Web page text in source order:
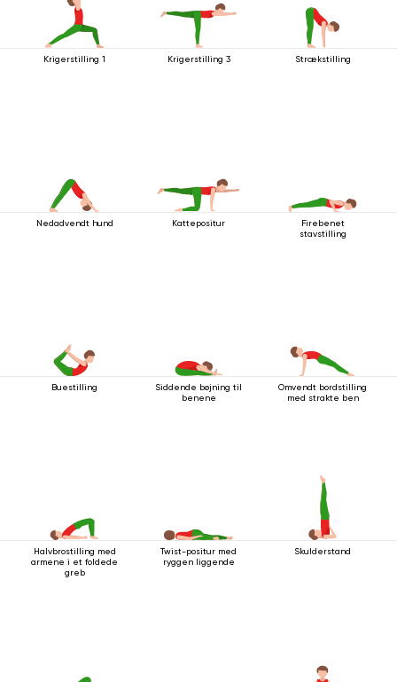
Krigerstilling 1 Krigerstilling 3 Strækstilling
Nedadvendt hund Kattepositur
Firebenet
stavstilling
Buestilling
Siddende bøjning til
benene
Omvendt bordstilling
med strakte ben
Halvbrostilling med
armene i et foldede
greb
Twist-positur med
ryggen liggende
Skulderstand